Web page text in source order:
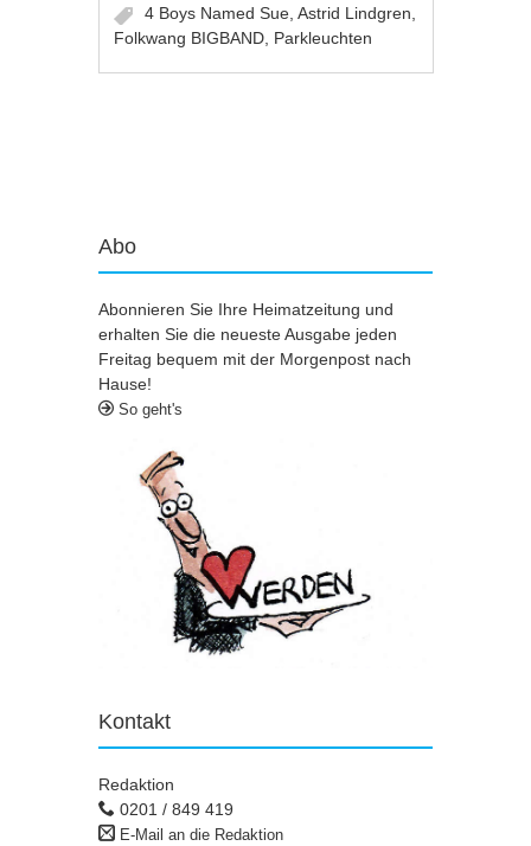
4 Boys Named Sue ,Astrid Lindgren
Folkwang BIGBAND Parkleuchten
Abo
Abonnieren Sie Ihre Heimatzeitung und
erhalten Sie die neueste Ausgabe jeden
Freitag bequem mit der Morgenpost nach
Hause!
So geht's
Kontakt
Redaktion
0201 / 849 419
E-Mail an die Redaktion